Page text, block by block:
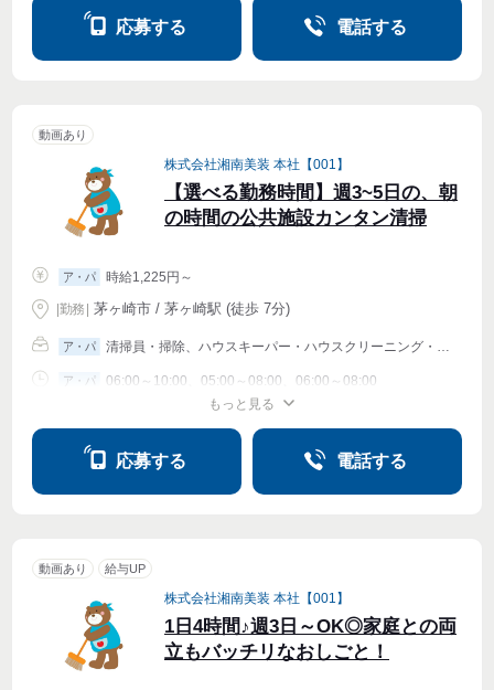
応募する 電話する
動画あり
株式会社湘南美装 本社【001】
【選べる勤務時間】週3~5日の、朝
の時間の公共施設カンタン清掃
ア・パ 時給1,225円～
|勤務 茅ヶ崎市 / 茅ヶ崎駅 (徒歩 7分)
ア・パ 清掃員・掃除、ハウスキーパー・ハウスクリーニング・家事代行、サービスその他
ア・パ 06:00～10:00、05:00～08:00、06:00～08:00
もっと見る
応募する 電話する
動画あり 給与UP
株式会社湘南美装 本社【001】
1日4時間♪週3日～OK◎家庭との両
立もバッチリなおしごと！